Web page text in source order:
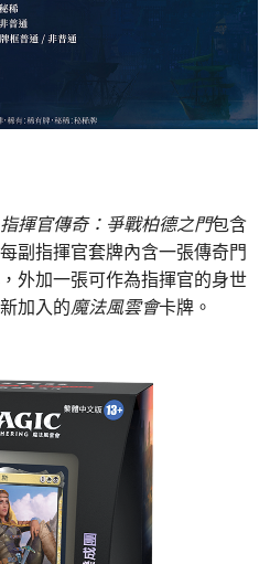
指揮官傳奇：爭戰柏德之門包含
副指揮官套牌內含一張傳奇門
外加一張可作為指揮官的身世
加入的魔法風雲會卡牌。